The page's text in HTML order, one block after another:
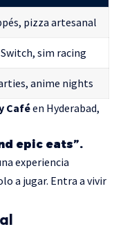
pizza artesanal
sim racing
anime nights
Caféen Hyderabad,
epic eats”.
experiencia
a jugar. Entra a vivir